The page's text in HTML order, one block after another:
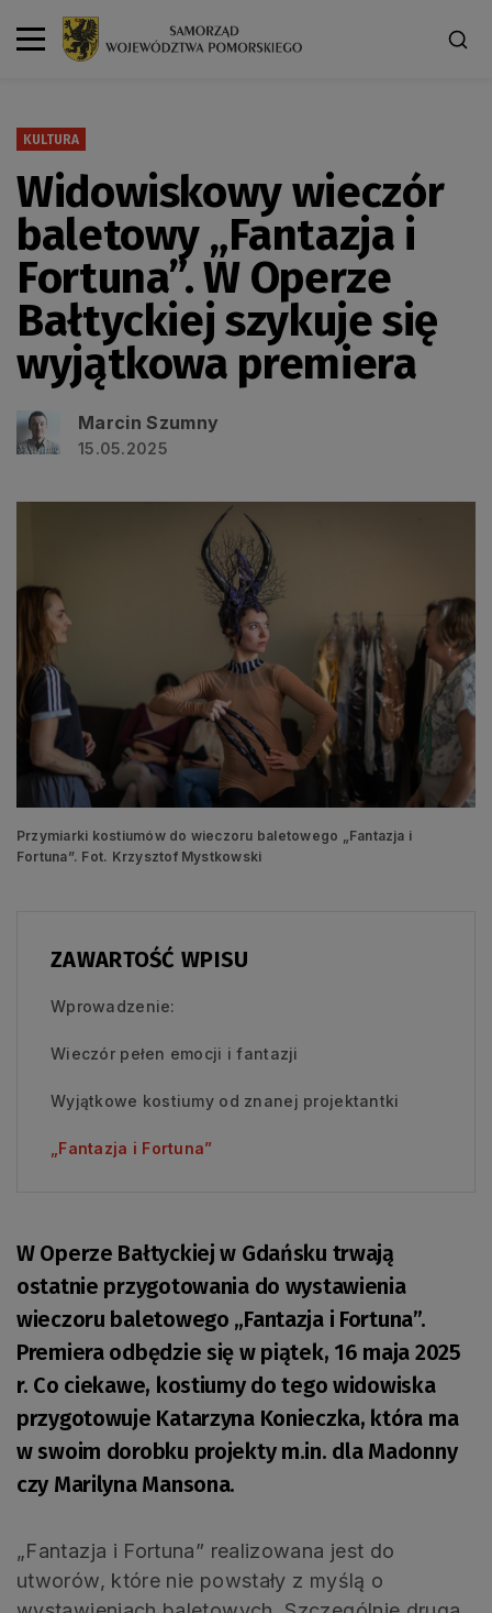
KULTURA
Widowiskowy wieczór
baletowy „Fantazja i
Fortuna”. W Operze
Bałtyckiej szykuje się
wyjątkowa premiera
Marcin Szumny
15.05.2025
Przymiarki kostiumów do wieczoru baletowego „Fantazja i
Fortuna”. Fot. Krzysztof Mystkowski
ZAWARTOŚĆ WPISU
Wprowadzenie:
Wieczór pełen emocji i fantazji
Wyjątkowe kostiumy od znanej projektantki
„Fantazja i Fortuna”
W Operze Bałtyckiej w Gdańsku trwają
ostatnie przygotowania do wystawienia
wieczoru baletowego „Fantazja i Fortuna”.
Premiera odbędzie się w piątek, 16 maja 2025
r. Co ciekawe, kostiumy do tego widowiska
przygotowuje Katarzyna Konieczka, która ma
w swoim dorobku projekty m.in. dla Madonny
czy Marilyna Mansona.
„Fantazja i Fortuna” realizowana jest do
utworów, które nie powstały z myślą o